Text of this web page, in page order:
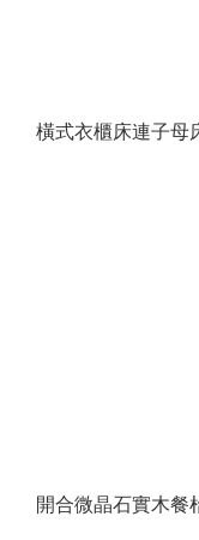
橫式衣櫃床連子母
開合微晶石實木餐